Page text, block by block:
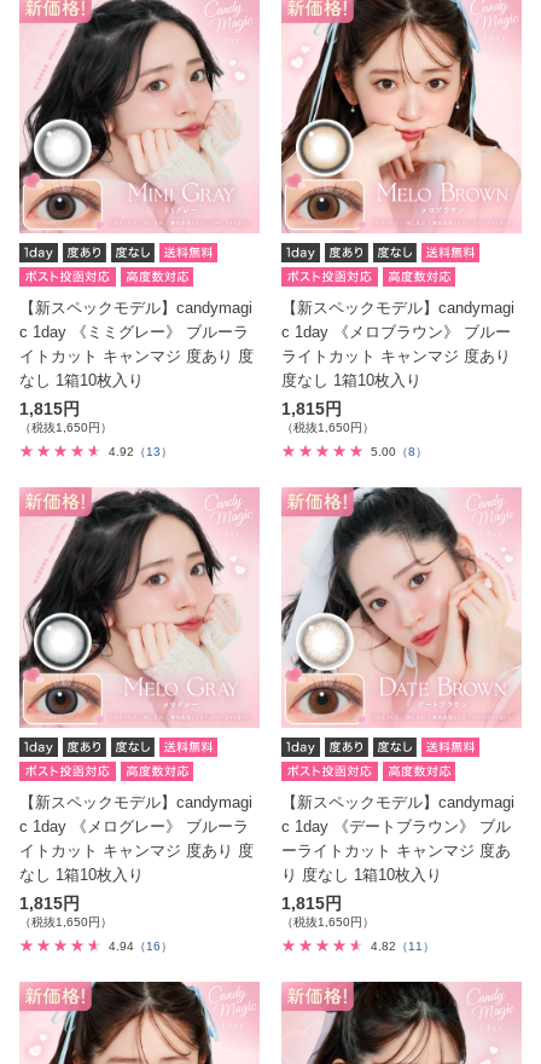
【新スペックモデル】candymagi
c 1day 《ミミグレー》 ブルーラ
イトカット キャンマジ 度あり 度
なし 1箱10枚入り
1,815円
（税抜1,650円）
4.92 （13）
【新スペックモデル】candymagi
c 1day 《メロブラウン》 ブルー
ライトカット キャンマジ 度あり
度なし 1箱10枚入り
1,815円
（税抜1,650円）
5.00 （8）
【新スペックモデル】candymagi
c 1day 《メログレー》 ブルーラ
イトカット キャンマジ 度あり 度
なし 1箱10枚入り
1,815円
（税抜1,650円）
4.94 （16）
【新スペックモデル】candymagi
c 1day 《デートブラウン》 ブル
ーライトカット キャンマジ 度あ
り 度なし 1箱10枚入り
1,815円
（税抜1,650円）
4.82
（11）